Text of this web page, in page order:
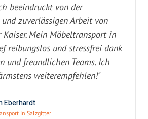
beeindruckt von der
zuverlässigen Arbeit von
Kaiser. Mein Möbeltransport in
reibungslos und stressfrei dank
und freundlichen Teams. Ich
weiterempfehlen!"
Eberhardt
in Salzgitter